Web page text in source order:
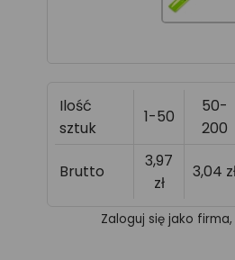
Ilość
sztuk
1-50
50-
200
Brutto
3,97
zł
3,04
Zaloguj się jako